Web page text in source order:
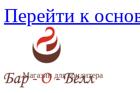
Перейти к
Магазин для кондитера